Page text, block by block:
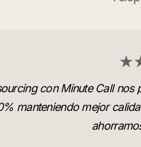
con Minute Call nos
manteniendo mejor